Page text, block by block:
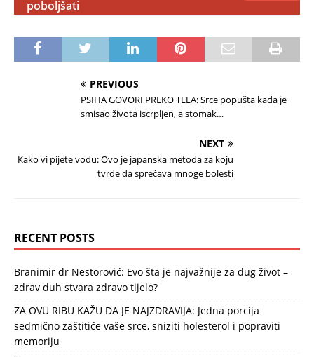
poboljšati
PREVIOUS
PSIHA GOVORI PREKO TELA: Srce popušta kada je
smisao života iscrpljen, a stomak…
NEXT
Kako vi pijete vodu: Ovo je japanska metoda za koju
tvrde da sprečava mnoge bolesti
RECENT POSTS
Branimir dr Nestorović: Evo šta je najvažnije za dug život –
zdrav duh stvara zdravo tijelo?
ZA OVU RIBU KAŽU DA JE NAJZDRAVIJA: Jedna porcija
sedmično zaštitiće vaše srce, sniziti holesterol i popraviti
memoriju